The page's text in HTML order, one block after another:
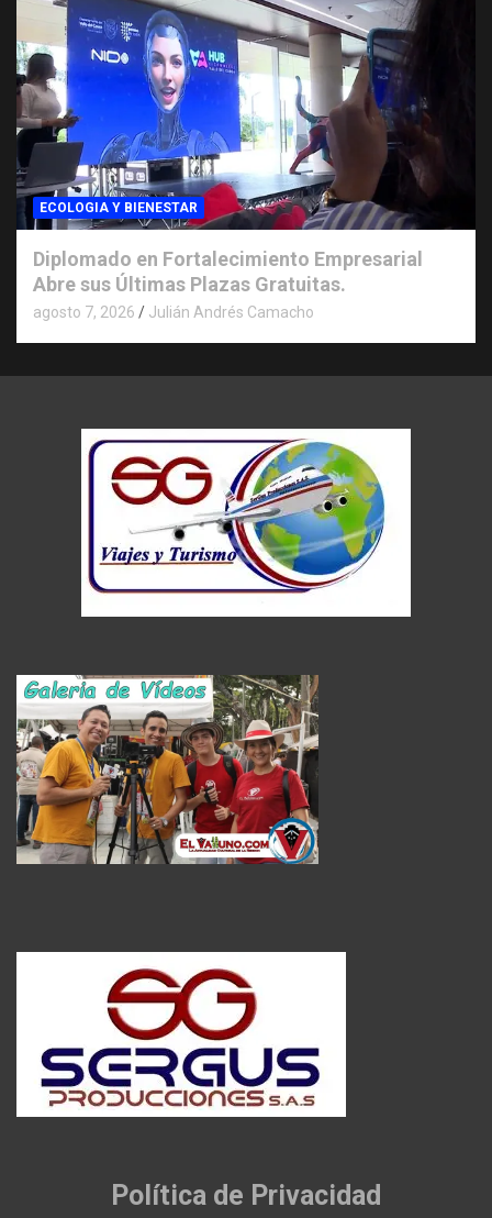
ECOLOGIA Y BIENESTAR
Diplomado en Fortalecimiento Empresarial
Abre sus Últimas Plazas Gratuitas.
agosto 7, 2026 Julián Andrés Camacho
Política de Privacidad